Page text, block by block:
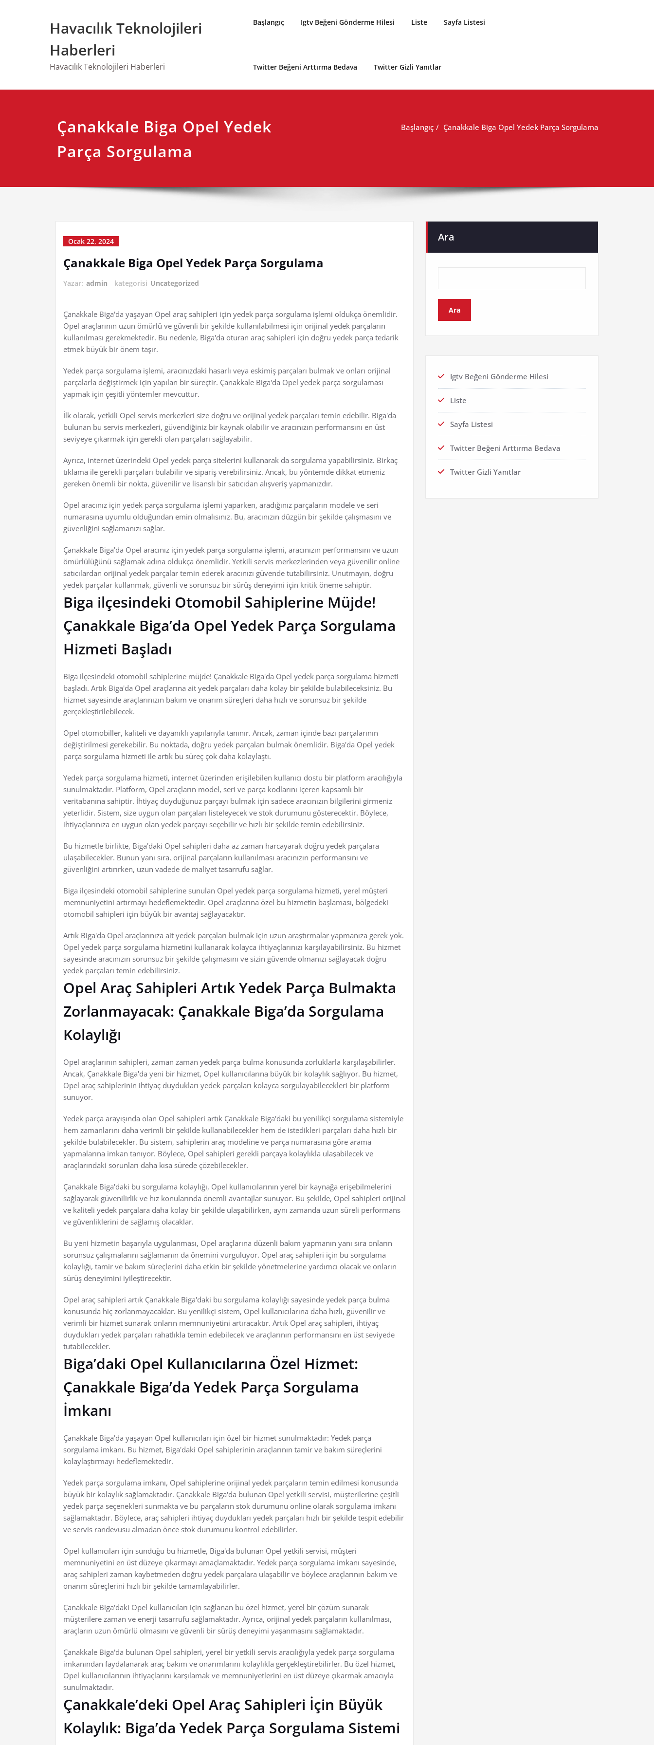
Havacılık Teknolojileri
Haberleri
Havacılık Teknolojileri Haberleri
Başlangıç Igtv Beğeni Gönderme Hilesi Liste Sayfa Listesi
Twitter Beğeni Arttırma Bedava Twitter Gizli Yanıtlar
Çanakkale Biga Opel Yedek
Parça Sorgulama
Başlangıç Çanakkale Biga Opel Yedek Parça Sorgulama
Ocak 22, 2024
Çanakkale Biga Opel Yedek Parça Sorgulama
Yazar: admin kategorisi Uncategorized
Çanakkale Biga'da yaşayan Opel araç sahipleri için yedek parça sorgulama işlemi oldukça önemlidir.
Opel araçlarının uzun ömürlü ve güvenli bir şekilde kullanılabilmesi için orijinal yedek parçaların
kullanılması gerekmektedir. Bu nedenle, Biga'da oturan araç sahipleri için doğru yedek parça tedarik
etmek büyük bir önem taşır.
Yedek parça sorgulama işlemi, aracınızdaki hasarlı veya eskimiş parçaları bulmak ve onları orijinal
parçalarla değiştirmek için yapılan bir süreçtir. Çanakkale Biga'da Opel yedek parça sorgulaması
yapmak için çeşitli yöntemler mevcuttur.
İlk olarak, yetkili Opel servis merkezleri size doğru ve orijinal yedek parçaları temin edebilir. Biga'da
bulunan bu servis merkezleri, güvendiğiniz bir kaynak olabilir ve aracınızın performansını en üst
seviyeye çıkarmak için gerekli olan parçaları sağlayabilir.
Ayrıca, internet üzerindeki Opel yedek parça sitelerini kullanarak da sorgulama yapabilirsiniz. Birkaç
tıklama ile gerekli parçaları bulabilir ve sipariş verebilirsiniz. Ancak, bu yöntemde dikkat etmeniz
gereken önemli bir nokta, güvenilir ve lisanslı bir satıcıdan alışveriş yapmanızdır.
Opel aracınız için yedek parça sorgulama işlemi yaparken, aradığınız parçaların modele ve seri
numarasına uyumlu olduğundan emin olmalısınız. Bu, aracınızın düzgün bir şekilde çalışmasını ve
güvenliğini sağlamanızı sağlar.
Çanakkale Biga'da Opel aracınız için yedek parça sorgulama işlemi, aracınızın performansını ve uzun
ömürlülüğünü sağlamak adına oldukça önemlidir. Yetkili servis merkezlerinden veya güvenilir online
satıcılardan orijinal yedek parçalar temin ederek aracınızı güvende tutabilirsiniz. Unutmayın, doğru
yedek parçalar kullanmak, güvenli ve sorunsuz bir sürüş deneyimi için kritik öneme sahiptir.
Biga ilçesindeki Otomobil Sahiplerine Müjde!
Çanakkale Biga’da Opel Yedek Parça Sorgulama
Hizmeti Başladı
Biga ilçesindeki otomobil sahiplerine müjde! Çanakkale Biga'da Opel yedek parça sorgulama hizmeti
başladı. Artık Biga'da Opel araçlarına ait yedek parçaları daha kolay bir şekilde bulabileceksiniz. Bu
hizmet sayesinde araçlarınızın bakım ve onarım süreçleri daha hızlı ve sorunsuz bir şekilde
gerçekleştirilebilecek.
Opel otomobiller, kaliteli ve dayanıklı yapılarıyla tanınır. Ancak, zaman içinde bazı parçalarının
değiştirilmesi gerekebilir. Bu noktada, doğru yedek parçaları bulmak önemlidir. Biga'da Opel yedek
parça sorgulama hizmeti ile artık bu süreç çok daha kolaylaştı.
Yedek parça sorgulama hizmeti, internet üzerinden erişilebilen kullanıcı dostu bir platform aracılığıyla
sunulmaktadır. Platform, Opel araçların model, seri ve parça kodlarını içeren kapsamlı bir
veritabanına sahiptir. İhtiyaç duyduğunuz parçayı bulmak için sadece aracınızın bilgilerini girmeniz
yeterlidir. Sistem, size uygun olan parçaları listeleyecek ve stok durumunu gösterecektir. Böylece,
ihtiyaçlarınıza en uygun olan yedek parçayı seçebilir ve hızlı bir şekilde temin edebilirsiniz.
Bu hizmetle birlikte, Biga'daki Opel sahipleri daha az zaman harcayarak doğru yedek parçalara
ulaşabilecekler. Bunun yanı sıra, orijinal parçaların kullanılması aracınızın performansını ve
güvenliğini artırırken, uzun vadede de maliyet tasarrufu sağlar.
Biga ilçesindeki otomobil sahiplerine sunulan Opel yedek parça sorgulama hizmeti, yerel müşteri
memnuniyetini artırmayı hedeflemektedir. Opel araçlarına özel bu hizmetin başlaması, bölgedeki
otomobil sahipleri için büyük bir avantaj sağlayacaktır.
Artık Biga'da Opel araçlarınıza ait yedek parçaları bulmak için uzun araştırmalar yapmanıza gerek yok.
Opel yedek parça sorgulama hizmetini kullanarak kolayca ihtiyaçlarınızı karşılayabilirsiniz. Bu hizmet
sayesinde aracınızın sorunsuz bir şekilde çalışmasını ve sizin güvende olmanızı sağlayacak doğru
yedek parçaları temin edebilirsiniz.
Opel Araç Sahipleri Artık Yedek Parça Bulmakta
Zorlanmayacak: Çanakkale Biga’da Sorgulama
Kolaylığı
Opel araçlarının sahipleri, zaman zaman yedek parça bulma konusunda zorluklarla karşılaşabilirler.
Ancak, Çanakkale Biga'da yeni bir hizmet, Opel kullanıcılarına büyük bir kolaylık sağlıyor. Bu hizmet,
Opel araç sahiplerinin ihtiyaç duydukları yedek parçaları kolayca sorgulayabilecekleri bir platform
sunuyor.
Yedek parça arayışında olan Opel sahipleri artık Çanakkale Biga'daki bu yenilikçi sorgulama sistemiyle
hem zamanlarını daha verimli bir şekilde kullanabilecekler hem de istedikleri parçaları daha hızlı bir
şekilde bulabilecekler. Bu sistem, sahiplerin araç modeline ve parça numarasına göre arama
yapmalarına imkan tanıyor. Böylece, Opel sahipleri gerekli parçaya kolaylıkla ulaşabilecek ve
araçlarındaki sorunları daha kısa sürede çözebilecekler.
Çanakkale Biga'daki bu sorgulama kolaylığı, Opel kullanıcılarının yerel bir kaynağa erişebilmelerini
sağlayarak güvenilirlik ve hız konularında önemli avantajlar sunuyor. Bu şekilde, Opel sahipleri orijinal
ve kaliteli yedek parçalara daha kolay bir şekilde ulaşabilirken, aynı zamanda uzun süreli performans
ve güvenliklerini de sağlamış olacaklar.
Bu yeni hizmetin başarıyla uygulanması, Opel araçlarına düzenli bakım yapmanın yanı sıra onların
sorunsuz çalışmalarını sağlamanın da önemini vurguluyor. Opel araç sahipleri için bu sorgulama
kolaylığı, tamir ve bakım süreçlerini daha etkin bir şekilde yönetmelerine yardımcı olacak ve onların
sürüş deneyimini iyileştirecektir.
Opel araç sahipleri artık Çanakkale Biga'daki bu sorgulama kolaylığı sayesinde yedek parça bulma
konusunda hiç zorlanmayacaklar. Bu yenilikçi sistem, Opel kullanıcılarına daha hızlı, güvenilir ve
verimli bir hizmet sunarak onların memnuniyetini artıracaktır. Artık Opel araç sahipleri, ihtiyaç
duydukları yedek parçaları rahatlıkla temin edebilecek ve araçlarının performansını en üst seviyede
tutabilecekler.
Biga’daki Opel Kullanıcılarına Özel Hizmet:
Çanakkale Biga’da Yedek Parça Sorgulama
İmkanı
Çanakkale Biga'da yaşayan Opel kullanıcıları için özel bir hizmet sunulmaktadır: Yedek parça
sorgulama imkanı. Bu hizmet, Biga'daki Opel sahiplerinin araçlarının tamir ve bakım süreçlerini
kolaylaştırmayı hedeflemektedir.
Yedek parça sorgulama imkanı, Opel sahiplerine orijinal yedek parçaların temin edilmesi konusunda
büyük bir kolaylık sağlamaktadır. Çanakkale Biga'da bulunan Opel yetkili servisi, müşterilerine çeşitli
yedek parça seçenekleri sunmakta ve bu parçaların stok durumunu online olarak sorgulama imkanı
sağlamaktadır. Böylece, araç sahipleri ihtiyaç duydukları yedek parçaları hızlı bir şekilde tespit edebilir
ve servis randevusu almadan önce stok durumunu kontrol edebilirler.
Opel kullanıcıları için sunduğu bu hizmetle, Biga'da bulunan Opel yetkili servisi, müşteri
memnuniyetini en üst düzeye çıkarmayı amaçlamaktadır. Yedek parça sorgulama imkanı sayesinde,
araç sahipleri zaman kaybetmeden doğru yedek parçalara ulaşabilir ve böylece araçlarının bakım ve
onarım süreçlerini hızlı bir şekilde tamamlayabilirler.
Çanakkale Biga'daki Opel kullanıcıları için sağlanan bu özel hizmet, yerel bir çözüm sunarak
müşterilere zaman ve enerji tasarrufu sağlamaktadır. Ayrıca, orijinal yedek parçaların kullanılması,
araçların uzun ömürlü olmasını ve güvenli bir sürüş deneyimi yaşanmasını sağlamaktadır.
Çanakkale Biga'da bulunan Opel sahipleri, yerel bir yetkili servis aracılığıyla yedek parça sorgulama
imkanından faydalanarak araç bakım ve onarımlarını kolaylıkla gerçekleştirebilirler. Bu özel hizmet,
Opel kullanıcılarının ihtiyaçlarını karşılamak ve memnuniyetlerini en üst düzeye çıkarmak amacıyla
sunulmaktadır.
Çanakkale’deki Opel Araç Sahipleri İçin Büyük
Kolaylık: Biga’da Yedek Parça Sorgulama Sistemi
Ara
Ara
Igtv Beğeni Gönderme Hilesi
Liste
Sayfa Listesi
Twitter Beğeni Arttırma Bedava
Twitter Gizli Yanıtlar